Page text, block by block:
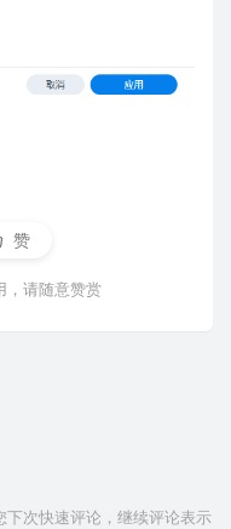
赞
，请随意赞赏
下次快速评论，继续评论表示